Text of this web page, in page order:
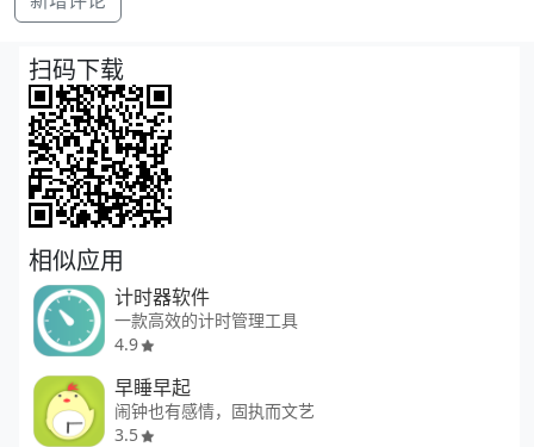
扫码下载
相似应用
计时器软件
一款高效的计时管理工具
4.9
早睡早起
闹钟也有感情，固执而文艺
3.5